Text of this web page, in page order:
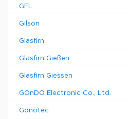
GFL
Gilson
Glasfirn
Glasfirn Gießen
Glasfirn Giessen
GOnDO Electronic Co., Ltd.
Gonotec